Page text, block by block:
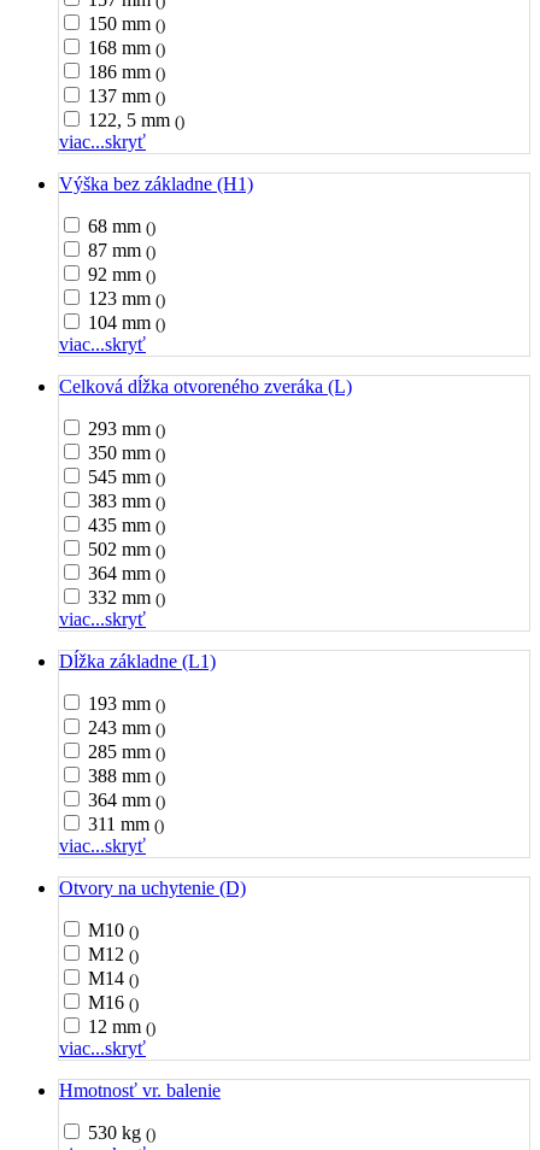
150 mm ()
168 mm ()
186 mm ()
137 mm ()
122, 5 mm ()
viac...skryť
Výška bez základne (H1)
68 mm ()
87 mm ()
92 mm ()
123 mm ()
104 mm ()
viac...skryť
Celková dĺžka otvoreného zveráka (L)
293 mm ()
350 mm ()
545 mm ()
383 mm ()
435 mm ()
502 mm ()
364 mm ()
332 mm ()
viac...skryť
Dĺžka základne (L1)
193 mm ()
243 mm ()
285 mm ()
388 mm ()
364 mm ()
311 mm ()
viac...skryť
Otvory na uchytenie (D)
M10 ()
M12 ()
M14 ()
M16 ()
12 mm ()
viac...skryť
Hmotnosť vr. balenie
530 kg ()